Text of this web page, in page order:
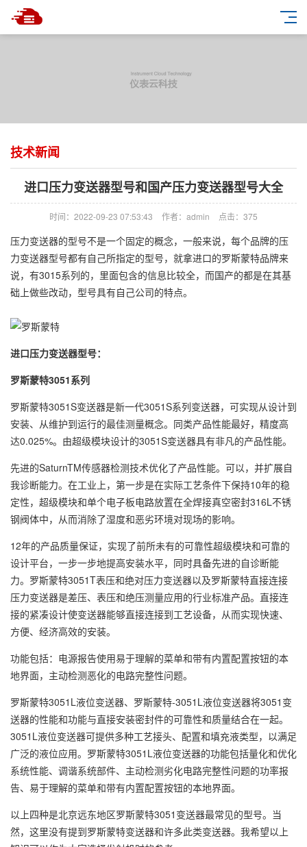
技术新闻
进口压力变送器型号和国产压力变送器型号大全
时间：2022-09-23 07:53:43 作者：admin 点击： 375
压力变送器的型号不是一个固定的概念，一般来说，每个品牌的压
力变送器型号都有自己所指定的型号，就拿进口的罗斯蒙特品牌来
说，有3015系列的，里面包含的信息比较全，而国产的都是在其基
础上做些改动，型号具有自己公司的特点。
进口压力变送器型号：
罗斯蒙特3051系列
罗斯蒙特3051S变送器是新一代3051S系列变送器，可实现从设计到
安装、从维护到运行的最佳测量概念。同类产品性能最好，精度高
达0.025%。由超级模块设计的3051S变送器具有非凡的产品性能。
先进的SaturnTM传感器检测技术优化了产品性能。可以，并扩展自
我诊断能力。在工业上，第一步是在实际工艺条件下保持10年的稳
定性，超级模块和单个电子板电路放置在全焊接真空密封316L不锈
钢阀体中，从而消除了湿度和恶劣环境对现场的影响。
12年的产品质量保证，实现了前所未有的可靠性超级模块和可靠的
设计平台，一步一步地提高安装水平，同时具备先进的自诊断能
力。罗斯蒙特3051T表压和绝对压力变送器以及罗斯蒙特直接连接
压力变送器是差压、表压和绝压测量应用的行业标准产品。直接连
接的紧凑设计使变送器能够直接连接到工艺设备，从而实现快速、
方便、经济高效的安装。
功能包括：电源报告使用易于理解的菜单和带有内置配置按钮的本
地界面，主动检测恶化的电路完整性问题。
罗斯蒙特3051L液位变送器、罗斯蒙特-3051L液位变送器将3051变
送器的性能和功能与直接安装密封件的可靠性和质量结合在一起。
3051L液位变送器可提供多种工艺接头、配置和填充液类型，以满足
广泛的液位应用。罗斯蒙特3051L液位变送器的功能包括量化和优化
系统性能、调谐系统部件、主动检测劣化电路完整性问题的功率报
告、易于理解的菜单和带有内置配置按钮的本地界面。
以上四种是北京远东地区罗斯蒙特3051变送器最常见的型号。当
然，这里没有提到罗斯蒙特变送器和许多此类变送器。我希望以上